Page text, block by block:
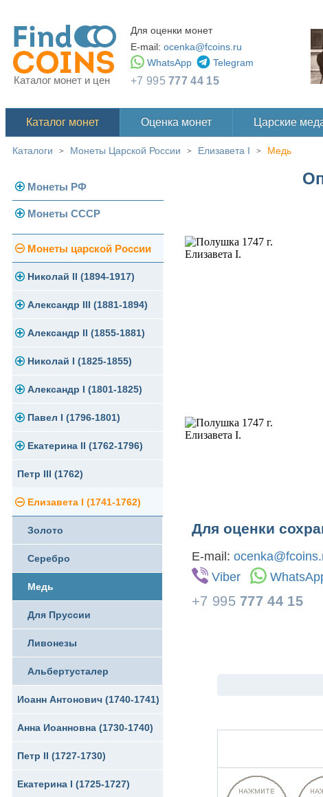
Каталог монет и цен
Для оценки монет
E-mail: ocenka@fcoins.ru
WhatsApp
Telegram
+7 995777 44 15
Каталог монет Оценка монет Царские
Каталоги > Монеты Царской России > Елизавета I > Медь
Монеты РФ
Современная Россия
Монеты 1991-1993 гг.
Памятные и юбилейные
Монеты СССР
Погодовка СССР
Монеты 1958 года
Золотые червонцы
Памятные и юбилейные
Монеты царской России
Николай II (1894-1917)
Золото
Серебро
Медь
Германская оккупация
Для Финляндии
Памятные и донативные
Александр III (1881-1894)
Золото
Серебро
Медь
Для Финляндии
Памятные и донативные
Александр II (1855-1881)
Золото
Серебро
Медь
Для Финляндии
Памятные и донативные
Николай I (1825-1855)
Платина, золото
Серебро
Медь
Для Грузии
Русско-Польские
Для Польши
Памятные и донативные
Александр I (1801-1825)
Золото
Серебро
Медь
Для Грузии
Для Польши
Павел I (1796-1801)
Золото
Серебро
Медь
Екатерина II (1762-1796)
Золото
Серебро
Медь
Сибирские монеты
Для Молдавии и Валахии
Таврические монеты
Петр III (1762)
Елизавета I (1741-1762)
Золото
Серебро
Медь
Для Пруссии
Ливонезы
Альбертусталер
Иоанн Антонович (1740-1741)
Анна Иоанновна (1730-1740)
Петр II (1727-1730)
Екатерина I (1725-1727)
Для оценки
E-mail:
Viber
+7 995 777 44 15